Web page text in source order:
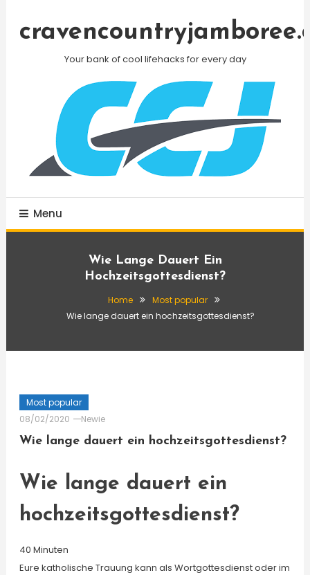
Your bank of cool lifehacks for every day
Menu
Wie Lange Dauert Ein
Hochzeitsgottesdienst?
Home
Most popular
Wie lange dauert ein hochzeitsgottesdienst?
Most popular
08/02/2020
Newie
Wie lange dauert ein hochzeitsgottesdienst?
Wie lange dauert ein
hochzeitsgottesdienst?
40 Minuten
Eure katholische Trauung kann als Wortgottesdienst oder im